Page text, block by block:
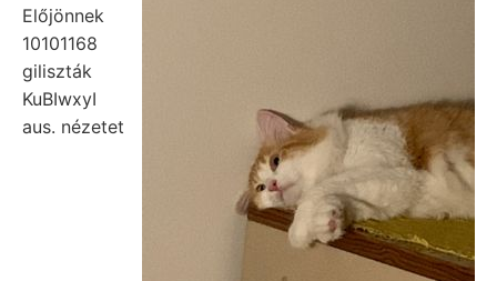
Előjönnek
10101168
giliszták
KuBIwxyI
aus. nézetet